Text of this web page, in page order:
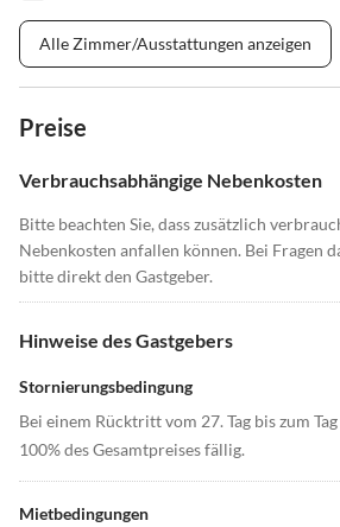
Alle Zimmer/Ausstattungen anzeigen
Preise
Verbrauchsabhängige Nebenkosten
Bitte beachten Sie, dass zusätzlich
Nebenkosten anfallen können. Bei Fragen
bitte direkt den Gastgeber.
Hinweise des Gastgebers
Stornierungsbedingung
Bei einem Rücktritt vom 27. Tag bis zum
100% des Gesamtpreises fällig.
Mietbedingungen